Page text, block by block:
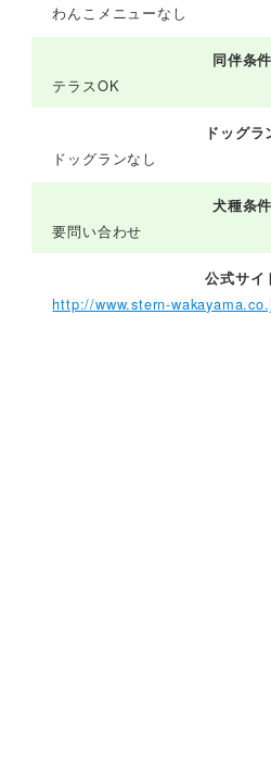
わんこメニューなし
同伴条件
テラスOK
ドッグラ
ドッグランなし
犬種条件
要問い合わせ
公式サイ
http://www.stern-